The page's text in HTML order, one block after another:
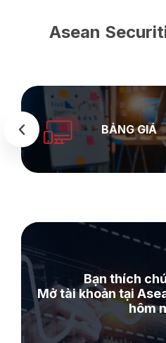
Asean
BẢNG GIÁ
Bạn thích
Mở tài khoản tại
hôm